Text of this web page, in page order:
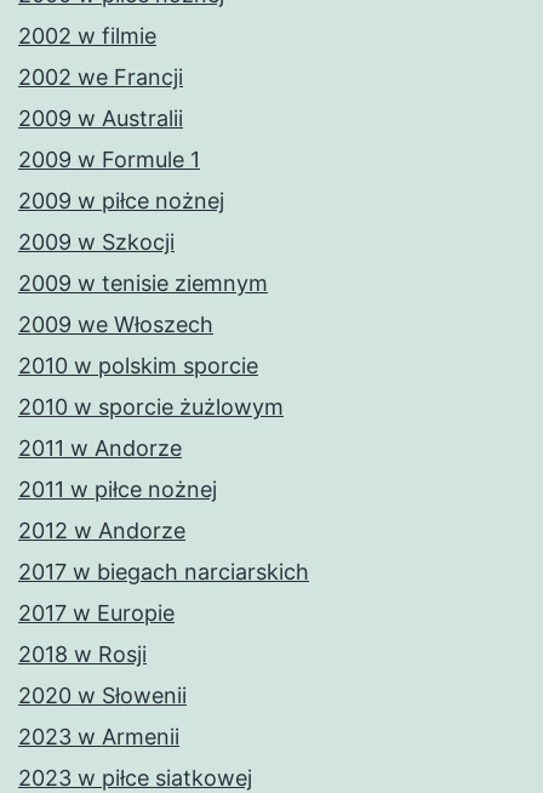
2002 w filmie
2002 we Francji
2009 w Australii
2009 w Formule 1
2009 w piłce nożnej
2009 w Szkocji
2009 w tenisie ziemnym
2009 we Włoszech
2010 w polskim sporcie
2010 w sporcie żużlowym
2011 w Andorze
2011 w piłce nożnej
2012 w Andorze
2017 w biegach narciarskich
2017 w Europie
2018 w Rosji
2020 w Słowenii
2023 w Armenii
2023 w piłce siatkowej